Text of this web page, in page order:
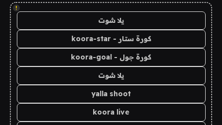
!
يلا شوت
كورة ستار - koora-star
كورة جول - koora-goal
يلا شوت
yalla shoot
koora live